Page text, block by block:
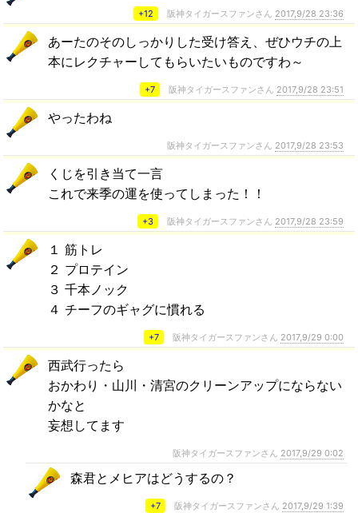
+12 阪神タイガースファンさん 2017,9/28 23:36
あーたのそのしっかりした受け答え、ぜひウチの上
本にレクチャーしてもらいたいものですわ～
+7 阪神タイガースファンさん 2017,9/28 23:51
やったわね
阪神タイガースファンさん 2017,9/28 23:53
くじを引き当て一言
これで来季の運を使ってしまった！！
+3 阪神タイガースファンさん 2017,9/28 23:59
１ 筋トレ
２ プロテイン
３ 千本ノック
４ チーフのギャグに慣れる
+7 阪神タイガースファンさん 2017,9/29 0:00
西武行ったら
おかわり・山川・清宮のクリーンアップにならない
かなと
妄想してます
阪神タイガースファンさん 2017,9/29 0:02
森君とメヒアはどうするの？
+7 阪神タイガースファンさん 2017,9/29 1:39